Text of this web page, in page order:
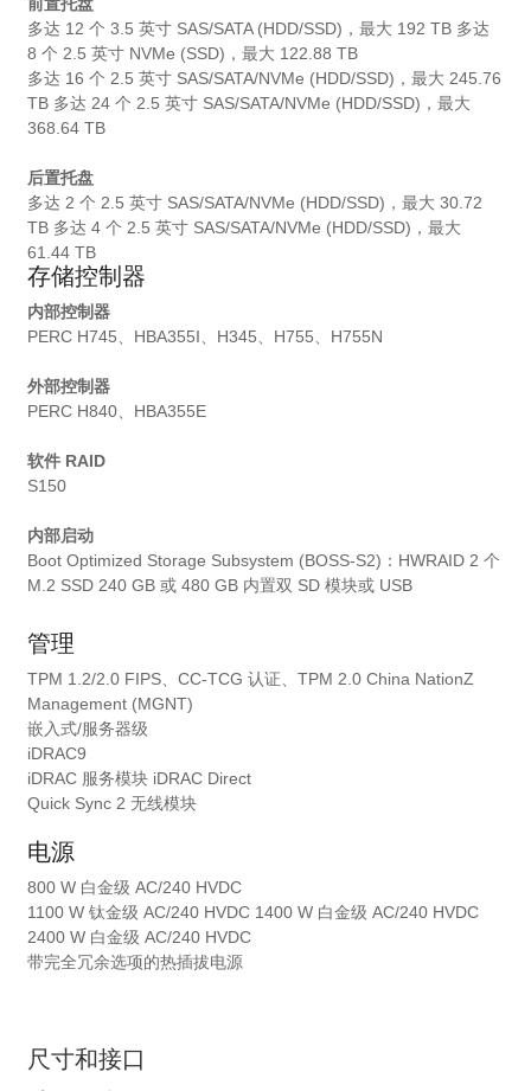
前置托盘
多达 12 个 3.5 英寸 SAS/SATA (HDD/SSD)，最大 192 TB 多达
8 个 2.5 英寸 NVMe (SSD)，最大 122.88 TB
多达 16 个 2.5 英寸 SAS/SATA/NVMe (HDD/SSD)，最大 245.76
TB 多达 24 个 2.5 英寸 SAS/SATA/NVMe (HDD/SSD)，最大
368.64 TB
后置托盘
多达 2 个 2.5 英寸 SAS/SATA/NVMe (HDD/SSD)，最大 30.72
TB 多达 4 个 2.5 英寸 SAS/SATA/NVMe (HDD/SSD)，最大
61.44 TB
存储控制器
内部控制器
PERC H745、HBA355I、H345、H755、H755N
外部控制器
PERC H840、HBA355E
软件 RAID
S150
内部启动
Boot Optimized Storage Subsystem (BOSS-S2)：HWRAID 2 个
M.2 SSD 240 GB 或 480 GB 内置双 SD 模块或 USB
管理
TPM 1.2/2.0 FIPS、CC-TCG 认证、TPM 2.0 China NationZ
Management (MGNT)
嵌入式/服务器级
iDRAC9
iDRAC 服务模块 iDRAC Direct
Quick Sync 2 无线模块
电源
800 W 白金级 AC/240 HVDC
1100 W 钛金级 AC/240 HVDC 1400 W 白金级 AC/240 HVDC
2400 W 白金级 AC/240 HVDC
带完全冗余选项的热插拔电源
尺寸和接口